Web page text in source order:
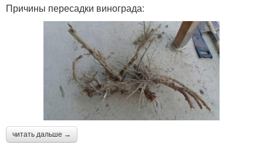
Причины пересадки винограда:
читать дальше →